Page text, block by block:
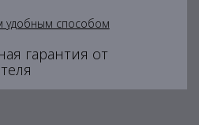
удобным способом
гарантия от